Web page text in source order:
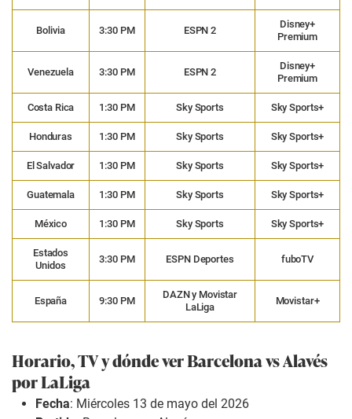
Bolivia 3:30 PM ESPN 2
Disney+
Premium
Venezuela 3:30 PM ESPN 2
Disney+
Premium
Costa Rica 1:30 PM Sky Sports Sky Sports+
Honduras 1:30 PM Sky Sports Sky Sports+
El Salvador 1:30 PM Sky Sports Sky Sports+
Guatemala 1:30 PM Sky Sports Sky Sports+
México 1:30 PM Sky Sports Sky Sports+
Estados
Unidos
3:30 PM ESPN Deportes fuboTV
España 9:30 PM
DAZN y Movistar
LaLiga
Movistar+
Horario, TV y dónde ver Barcelona vs Alavés
por LaLiga
Fecha: Miércoles 13 de mayo del 2026